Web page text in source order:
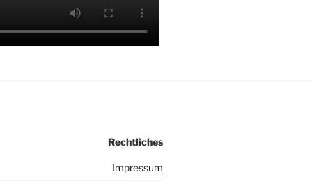
Rechtliches
Impressum